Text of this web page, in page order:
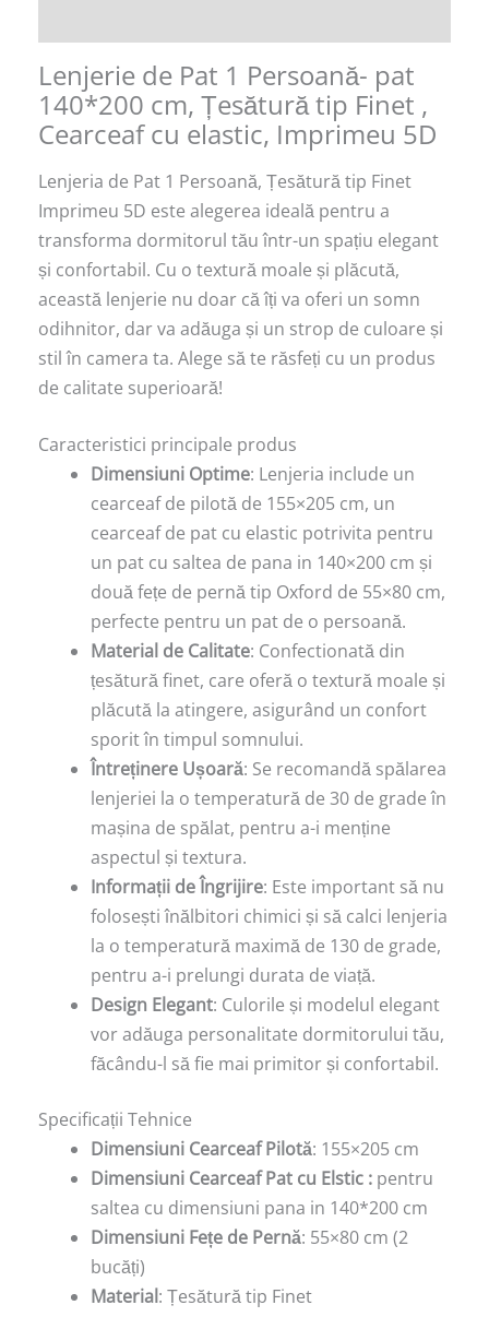
Lenjerie de Pat 1 Persoană- pat
140*200 cm, Țesătură tip Finet ,
Cearceaf cu elastic, Imprimeu 5D
Lenjeria de Pat 1 Persoană, Țesătură tip Finet
Imprimeu 5D este alegerea ideală pentru a
transforma dormitorul tău într-un spațiu elegant
și confortabil. Cu o textură moale și plăcută,
această lenjerie nu doar că îți va oferi un somn
odihnitor, dar va adăuga și un strop de culoare și
stil în camera ta. Alege să te răsfeți cu un produs
de calitate superioară!
Caracteristici principale produs
Dimensiuni Optime: Lenjeria include un
cearceaf de pilotă de 155×205 cm, un
cearceaf de pat cu elastic potrivita pentru
un pat cu saltea de pana in 140×200 cm și
două fețe de pernă tip Oxford de 55×80 cm,
perfecte pentru un pat de o persoană.
Material de Calitate: Confectionată din
țesătură finet, care oferă o textură moale și
plăcută la atingere, asigurând un confort
sporit în timpul somnului.
Întreținere Ușoară: Se recomandă spălarea
lenjeriei la o temperatură de 30 de grade în
mașina de spălat, pentru a-i menține
aspectul și textura.
Informații de Îngrijire: Este important să nu
folosești înălbitori chimici și să calci lenjeria
la o temperatură maximă de 130 de grade,
pentru a-i prelungi durata de viață.
Design Elegant: Culorile și modelul elegant
vor adăuga personalitate dormitorului tău,
făcându-l să fie mai primitor și confortabil.
Specificații Tehnice
Dimensiuni Cearceaf Pilotă: 155×205 cm
Dimensiuni Cearceaf Pat cu Elstic : pentru
saltea cu dimensiuni pana in 140*200 cm
Dimensiuni Fețe de Pernă: 55×80 cm (2
bucăți)
Material: Țesătură tip Finet